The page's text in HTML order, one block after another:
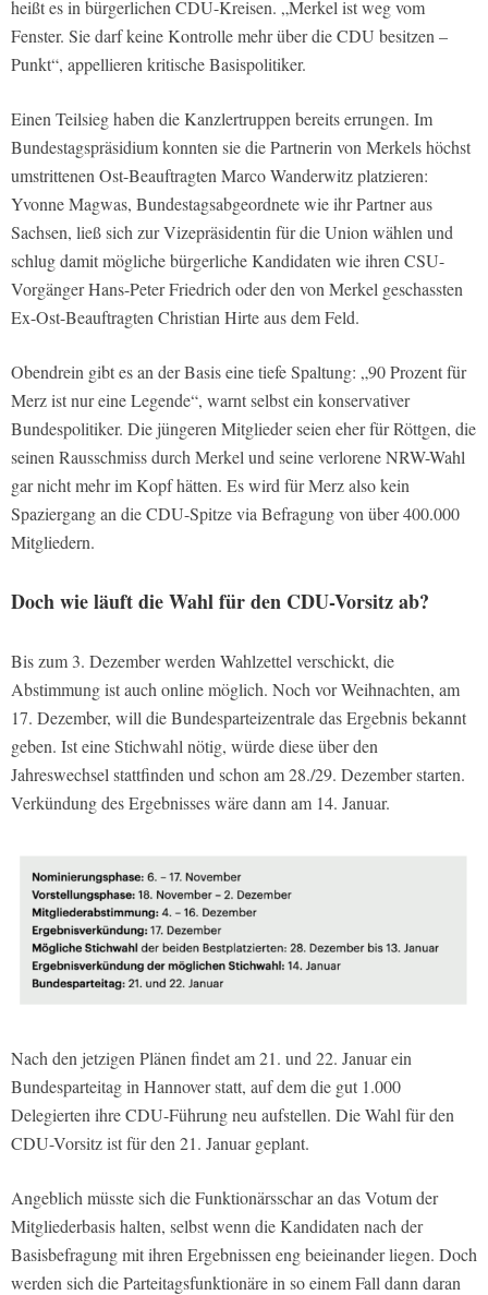
heißt es in bürgerlichen CDU-Kreisen. „Merkel ist weg vom
Fenster. Sie darf keine Kontrolle mehr über die CDU besitzen –
Punkt“, appellieren kritische Basispolitiker.
Einen Teilsieg haben die Kanzlertruppen bereits errungen. Im
Bundestagspräsidium konnten sie die Partnerin von Merkels höchst
umstrittenen Ost-Beauftragten Marco Wanderwitz platzieren:
Yvonne Magwas, Bundestagsabgeordnete wie ihr Partner aus
Sachsen, ließ sich zur Vizepräsidentin für die Union wählen und
schlug damit mögliche bürgerliche Kandidaten wie ihren CSU-
Vorgänger Hans-Peter Friedrich oder den von Merkel geschassten
Ex-Ost-Beauftragten Christian Hirte aus dem Feld.
Obendrein gibt es an der Basis eine tiefe Spaltung: „90 Prozent für
Merz ist nur eine Legende“, warnt selbst ein konservativer
Bundespolitiker. Die jüngeren Mitglieder seien eher für Röttgen, die
seinen Rausschmiss durch Merkel und seine verlorene NRW-Wahl
gar nicht mehr im Kopf hätten. Es wird für Merz also kein
Spaziergang an die CDU-Spitze via Befragung von über 400.000
Mitgliedern.
Doch wie läuft die Wahl für den CDU-Vorsitz ab?
Bis zum 3. Dezember werden Wahlzettel verschickt, die
Abstimmung ist auch online möglich. Noch vor Weihnachten, am
17. Dezember, will die Bundesparteizentrale das Ergebnis bekannt
geben. Ist eine Stichwahl nötig, würde diese über den
Jahreswechsel stattfinden und schon am 28./29. Dezember starten.
Verkündung des Ergebnisses wäre dann am 14. Januar.
Nach den jetzigen Plänen findet am 21. und 22. Januar ein
Bundesparteitag in Hannover statt, auf dem die gut 1.000
Delegierten ihre CDU-Führung neu aufstellen. Die Wahl für den
CDU-Vorsitz ist für den 21. Januar geplant.
Angeblich müsste sich die Funktionärsschar an das Votum der
Mitgliederbasis halten, selbst wenn die Kandidaten nach der
Basisbefragung mit ihren Ergebnissen eng beieinander liegen. Doch
werden sich die Parteitagsfunktionäre in so einem Fall dann daran